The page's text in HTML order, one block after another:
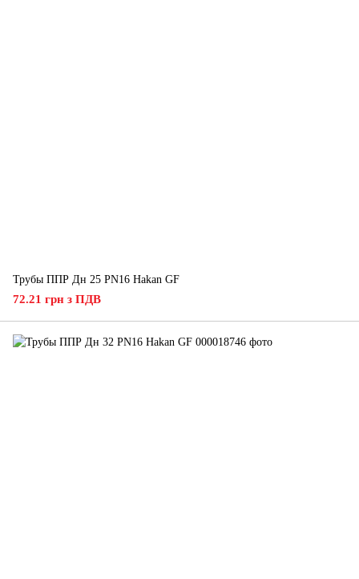
Трубы ППР Дн 25 PN16 Hakan GF
72.21 грн з ПДВ